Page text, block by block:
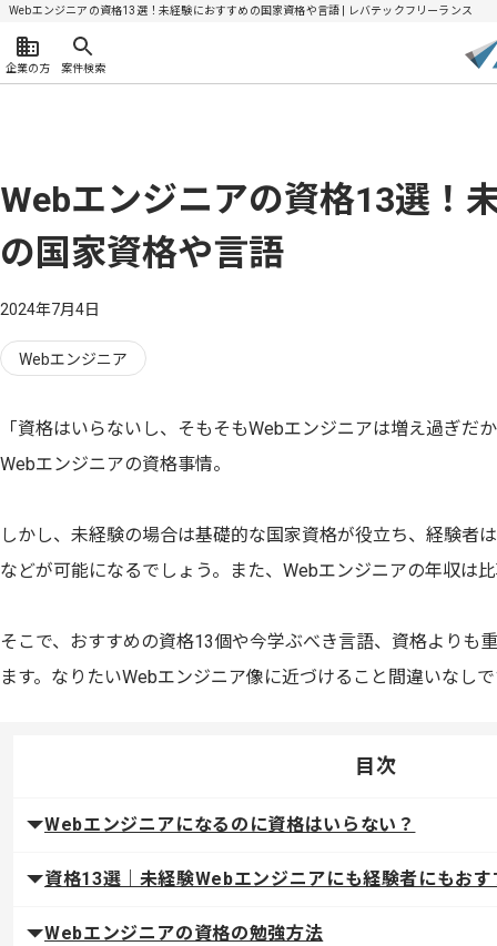
Webエンジニアの資格13選！未経験におすすめの国家資格や言語 | レバテックフリーランス
企業の方 案件検索
Webエンジニアの資格13選！
の国家資格や言語
2024年7月4日
Webエンジニア
「資格はいらないし、そもそもWebエンジニアは増え過ぎだ
Webエンジニアの資格事情。
しかし、未経験の場合は基礎的な国家資格が役立ち、経験者
などが可能になるでしょう。また、Webエンジニアの年収は
そこで、おすすめの資格13個や今学ぶべき言語、資格よりも
ます。なりたいWebエンジニア像に近づけること間違いなし
目次
Webエンジニアになるのに資格はいらない？
資格13選｜未経験Webエンジニアにも経験者にもおす
Webエンジニアの資格の勉強方法